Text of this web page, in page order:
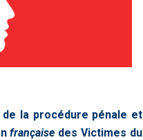
la procédure pénale et
française des Victimes du